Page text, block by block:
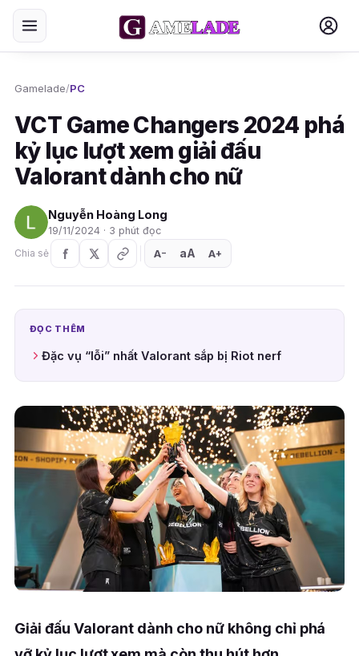
Gamelade/PC
VCT Game Changers 2024 phá
kỷ lục lượt xem giải đấu
Valorant dành cho nữ
Nguyễn Hoàng Long
19/11/2024 · 3 phút đọc
Chia sẻ
A− aA A+
ĐỌC THÊM
Đặc vụ “lỗi” nhất Valorant sắp bị Riot nerf
Giải đấu Valorant dành cho nữ không chỉ phá